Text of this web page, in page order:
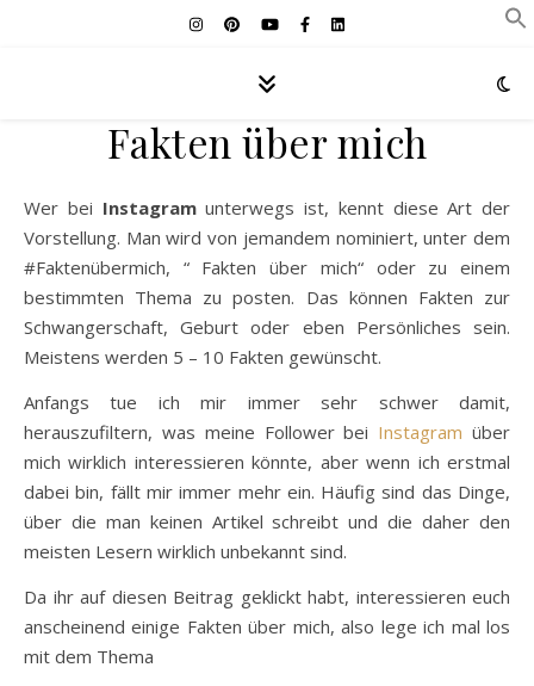
Fakten über mich
Wer bei Instagramunterwegs ist, kennt diese Art der
Vorstellung. Man wird von jemandem nominiert, unter dem
#Faktenübermich, “ Fakten über mich“ oder zu einem
bestimmten Thema zu posten. Das können Fakten zur
Schwangerschaft, Geburt oder eben Persönliches sein.
Meistens werden 5 – 10 Fakten gewünscht.
Anfangs tue ich mir immer sehr schwer damit,
herauszufiltern, was meine Follower bei Instagram über
mich wirklich interessieren könnte, aber wenn ich erstmal
dabei bin, fällt mir immer mehr ein. Häufig sind das Dinge,
über die man keinen Artikel schreibt und die daher den
meisten Lesern wirklich unbekannt sind.
Da ihr auf diesen Beitrag geklickt habt, interessieren euch
anscheinend einige Fakten über mich, also lege ich mal los
mit dem Thema